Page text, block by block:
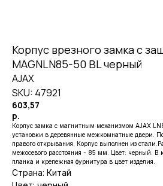
Корпус врезного замка с
MAGNLN85-50 BL черный
AJAX
SKU: 47921
603,57
р.
Корпус замка с магнитным механизмом AJAX
установки в деревянные межкомнатные двери.
правого открывания. Корпус выполнен из
межосевого расстояния - 85 мм. Цвет: черный. В
планка и крепежная фурнитура в цвет изделия.
Страна: Китай